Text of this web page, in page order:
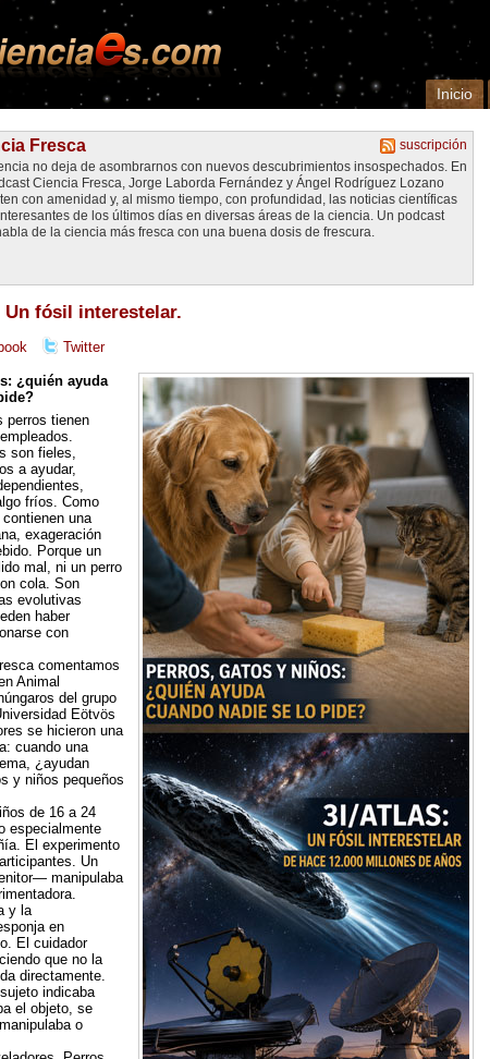
Inicio
suscripción
Fresca
no deja de asombrarnos con nuevos descubrimientos insospechados. En
Ciencia Fresca, Jorge Laborda Fernández y Ángel Rodríguez Lozano
con amenidad y, al mismo tiempo, con profundidad, las noticias científicas
de los últimos días en diversas áreas de la ciencia. Un podcast
de la ciencia más fresca con una buena dosis de frescura.
fósil interestelar.
Twitter
¿quién ayuda
perros tienen
son fieles,
a ayudar,
fríos. Como
una
exageración
Porque un
mal, ni un perro
cola. Son
evolutivas
haber
con
comentamos
Animal
del grupo
Eötvös
se hicieron una
cuando una
¿ayudan
y niños pequeños
de 16 a 24
especialmente
El experimento
Un
manipulaba
y la
en
El cuidador
que no la
directamente.
indicaba
el objeto, se
o